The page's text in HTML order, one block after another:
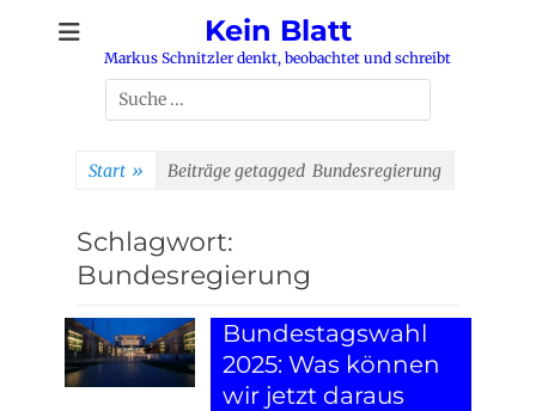
Kein Blatt
Markus Schnitzler denkt, beobachtet und schreibt
Suchen
nach:
Start » Beiträge getagged Bundesregierung
Schlagwort:
Bundesregierung
Bundestagswahl
2025: Was können
wir jetzt daraus